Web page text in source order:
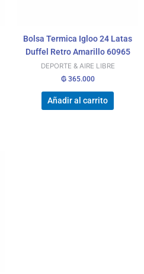
Bolsa Termica Igloo 24 Latas
Duffel Retro Amarillo 60965
DEPORTE & AIRE LIBRE
₲365.000
Añadir al carrito